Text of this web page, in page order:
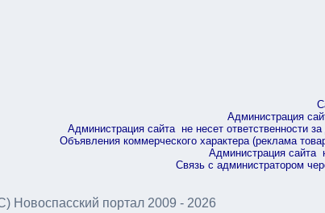
Администрация
Администрация сайта не несет ответственности
Объявления коммерческого характера (реклама
Администрация сайта
Связь с администратором
Новоспасский портал 2009 - 2026